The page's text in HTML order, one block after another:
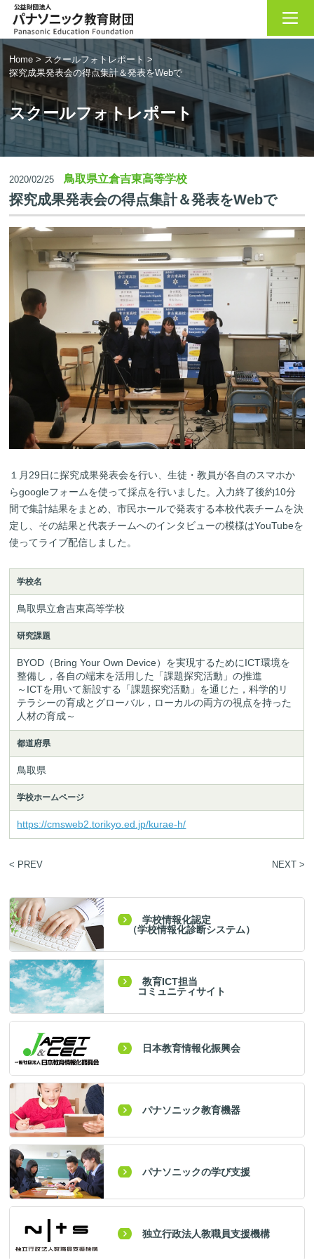
Home > スクールフォトレポート >
探究成果発表会の得点集計＆発表をWebで
スクールフォトレポート
2020/02/25 鳥取県立倉吉東高等学校
探究成果発表会の得点集計＆発表をWebで
１月29日に探究成果発表会を行い、生徒・教員が各自のスマホか
らgoogleフォームを使って採点を行いました。入力終了後約10分
間で集計結果をまとめ、市民ホールで発表する本校代表チームを決
定し、その結果と代表チームへのインタビューの模様はYouTubeを
使ってライブ配信しました。
学校名
鳥取県立倉吉東高等学校
研究課題
BYOD（Bring Your Own Device）を実現するためにICT環境を
整備し，各自の端末を活用した「課題探究活動」の推進
～ICTを用いて新設する「課題探究活動」を通じた，科学的リ
テラシーの育成とグローバル，ローカルの両方の視点を持った
人材の育成～
都道府県
鳥取県
学校ホームページ
https://cmsweb2.torikyo.ed.jp/kurae-h/
< PREV NEXT >
学校情報化認定
（学校情報化診断システム）
教育ICT担当
コミュニティサイト
日本教育情報化振興会
パナソニック教育機器
パナソニックの学び支援
独立行政法人教職員支援機構